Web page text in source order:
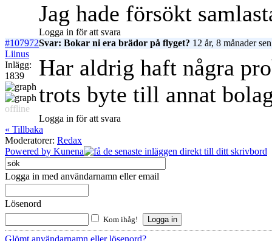
Jag hade försökt
Logga in för att svara
#107972Svar: Bokar ni era brädor på flyget? 12 år, 8 månader sen
Liinus
Inlägg:
1839
offline
Har aldrig haft några
trots byte till annat
Logga in för att svara
« Tillbaka
Moderatorer: Redax
Powered by Kunena
Logga in med användarnamn eller email
Lösenord
Kom ihåg!